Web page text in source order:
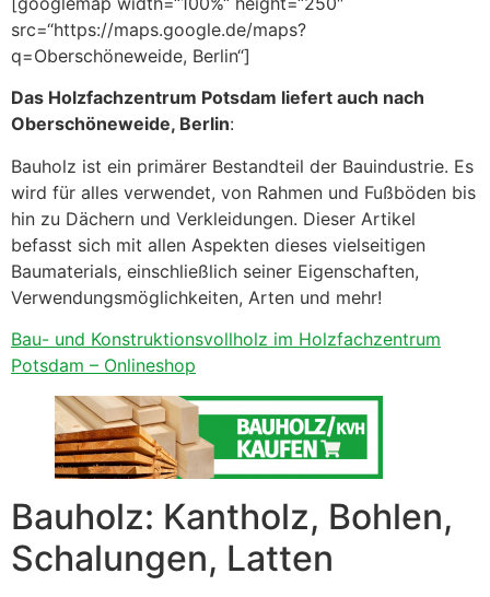
src=“https://maps.google.de/maps?
q=Oberschöneweide, Berlin“]
Das Holzfachzentrum Potsdam liefert auch nach
Oberschöneweide, Berlin:
Bauholz ist ein primärer Bestandteil der Bauindustrie. Es
wird für alles verwendet, von Rahmen und Fußböden bis
hin zu Dächern und Verkleidungen. Dieser Artikel
befasst sich mit allen Aspekten dieses vielseitigen
Baumaterials, einschließlich seiner Eigenschaften,
Verwendungsmöglichkeiten, Arten und mehr!
Bau- und Konstruktionsvollholz im Holzfachzentrum
Potsdam – Onlineshop
Bauholz: Kantholz, Bohlen,
Schalungen, Latten